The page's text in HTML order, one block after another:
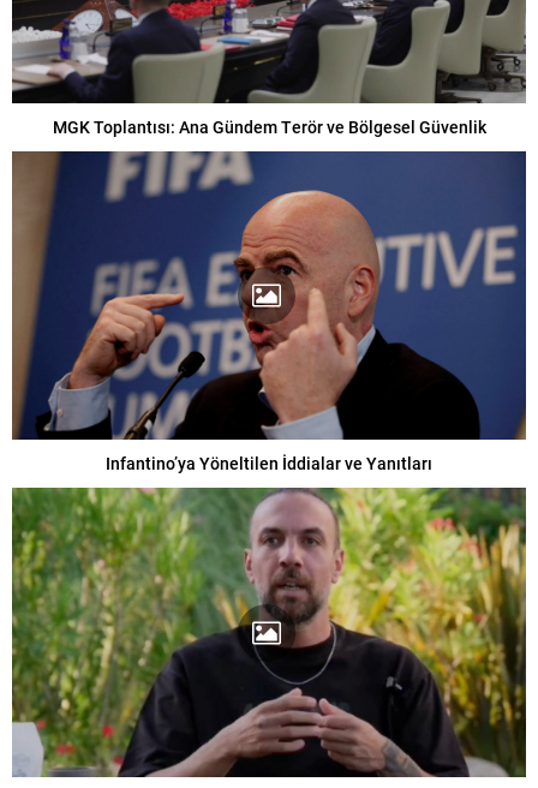
MGK Toplantısı: Ana Gündem Terör ve Bölgesel Güvenlik
Infantino’ya Yöneltilen İddialar ve Yanıtları